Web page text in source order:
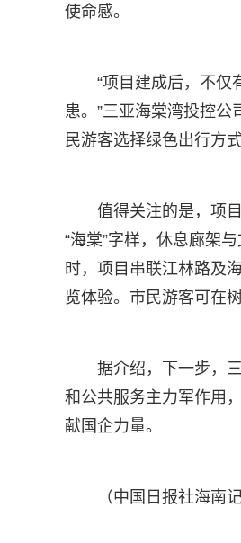
使命感。
“项目建成后，不仅
患。”三亚海棠湾投控
民游客选择绿色出行方
值得关注的是，项
“海棠”字样，休息廊架
时，项目串联江林路及
览体验。市民游客可在
据介绍，下一步，
和公共服务主力军作用
献国企力量。
（中国日报社海南